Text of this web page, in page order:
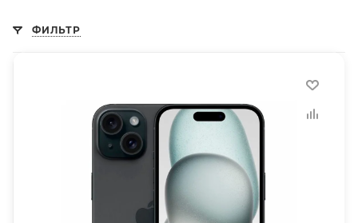
ФИЛЬТР